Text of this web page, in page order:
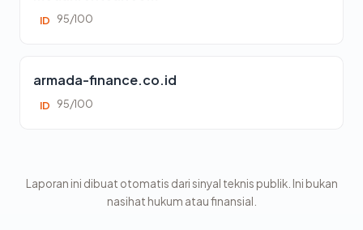
ID 95/100
armada-finance.co.id
ID 95/100
Laporan ini dibuat otomatis dari sinyal teknis publik. Ini bukan
nasihat hukum atau finansial.